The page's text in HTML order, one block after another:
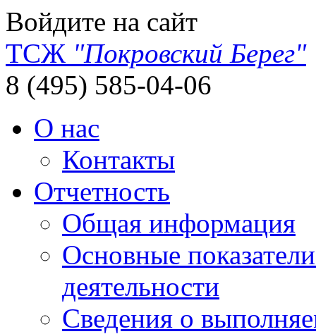
Войдите на сайт
ТСЖ "Покровский Берег"
8 (495) 585-04-06
О нас
Контакты
Отчетность
Общая информация
Основные
деятельности
Сведения о